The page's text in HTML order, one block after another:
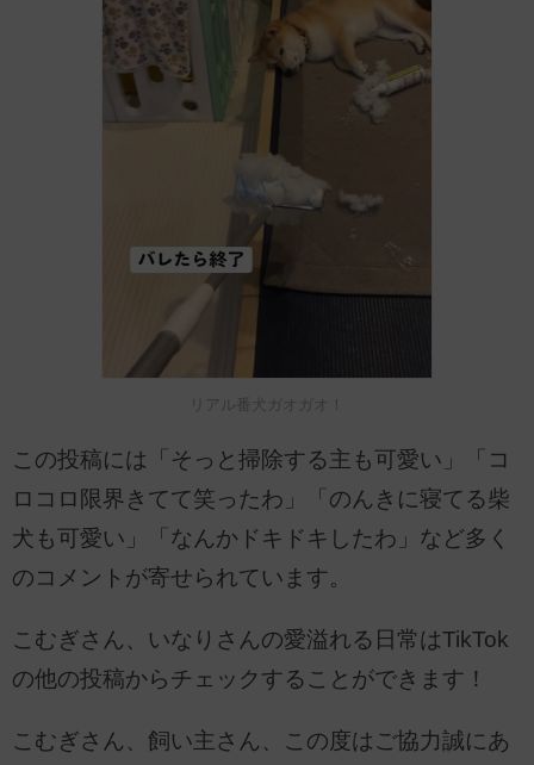
リアル番犬ガオガオ！
この投稿には「そっと掃除する主も可愛い」「コ
ロコロ限界きてて笑ったわ」「のんきに寝てる柴
犬も可愛い」「なんかドキドキしたわ」など多く
のコメントが寄せられています。
こむぎさん、いなりさんの愛溢れる日常はTikTok
の他の投稿からチェックすることができます！
こむぎさん、飼い主さん、この度はご協力誠にあ